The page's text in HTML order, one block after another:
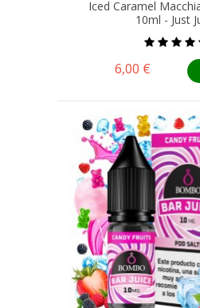
Iced Caramel
10ml - Just
Precio
6,00 €